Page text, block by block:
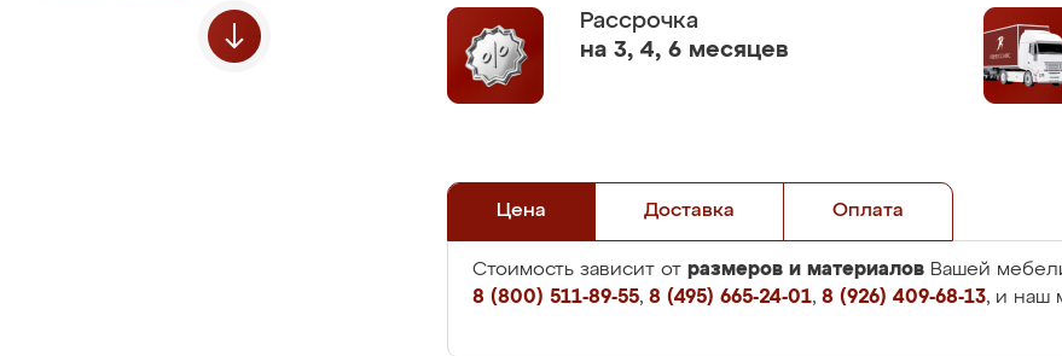
Рассрочка
на 3, 4, 6 месяцев
Цена Доставка Оплата
Стоимость зависит от размеров и материалов Вашей
8 (800) 511-89-55, 8 (495) 665-24-01, 8 (926) 409-68-13, и наш